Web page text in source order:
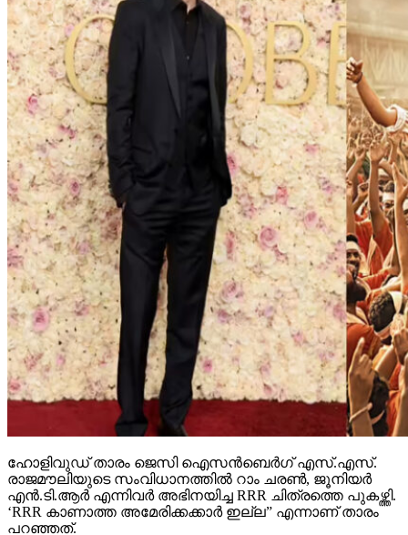
ഹോളിവുഡ് താരം ജെസി ഐസന്‍ബെര്‍ഗ് എസ്.എസ്.
രാജമൗലിയുടെ സംവിധാനത്തില്‍ റാം ചരണ്‍, ജൂനിയര്‍
എന്‍.ടി.ആര്‍ എന്നിവര്‍ അഭിനയിച്ച RRR ചിത്രത്തെ പുകഴ്ത്തി.
‘RRR കാണാത്ത അമേരിക്കക്കാര്‍ ഇല്ല” എന്നാണ് താരം
പറഞ്ഞത്.